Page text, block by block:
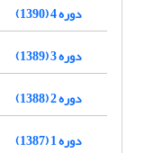
دوره 4 (1390)
دوره 3 (1389)
دوره 2 (1388)
دوره 1 (1387)